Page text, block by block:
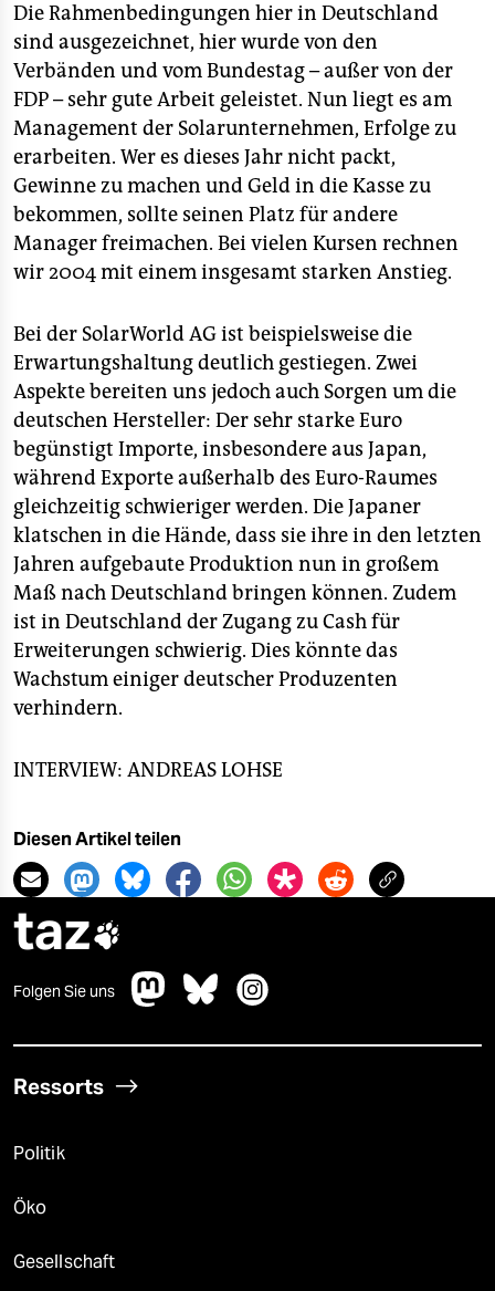
Die Rahmenbedingungen hier in Deutschland
sind ausgezeichnet, hier wurde von den
Verbänden und vom Bundestag – außer von der
FDP – sehr gute Arbeit geleistet. Nun liegt es am
Management der Solarunternehmen, Erfolge zu
erarbeiten. Wer es dieses Jahr nicht packt,
Gewinne zu machen und Geld in die Kasse zu
bekommen, sollte seinen Platz für andere
Manager freimachen. Bei vielen Kursen rechnen
wir 2004 mit einem insgesamt starken Anstieg.
Bei der SolarWorld AG ist beispielsweise die
Erwartungshaltung deutlich gestiegen. Zwei
Aspekte bereiten uns jedoch auch Sorgen um die
deutschen Hersteller: Der sehr starke Euro
begünstigt Importe, insbesondere aus Japan,
während Exporte außerhalb des Euro-Raumes
gleichzeitig schwieriger werden. Die Japaner
klatschen in die Hände, dass sie ihre in den letzten
Jahren aufgebaute Produktion nun in großem
Maß nach Deutschland bringen können. Zudem
ist in Deutschland der Zugang zu Cash für
Erweiterungen schwierig. Dies könnte das
Wachstum einiger deutscher Produzenten
verhindern.
INTERVIEW: ANDREAS LOHSE
Diesen Artikel teilen
taz
Folgen Sie uns
Ressorts
Politik
Öko
Gesellschaft